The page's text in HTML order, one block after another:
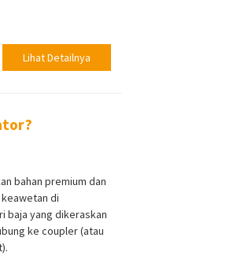
Lihat Detailnya
bahan premium dan
di
baja yang dikeraskan
ke coupler (atau